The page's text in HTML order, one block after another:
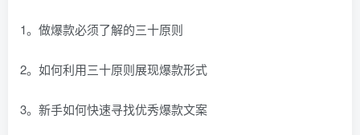
1。做爆款必须了解的三十原则
2。如何利用三十原则展现爆款形式
3。新手如何快速寻找优秀爆款文案